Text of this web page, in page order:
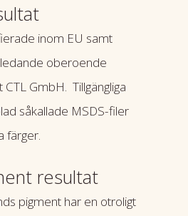
inom EU samt
oberoende
GmbH. Tillgängliga
såkallade MSDS-filer
färger.
resultat
pigment har en otroligt